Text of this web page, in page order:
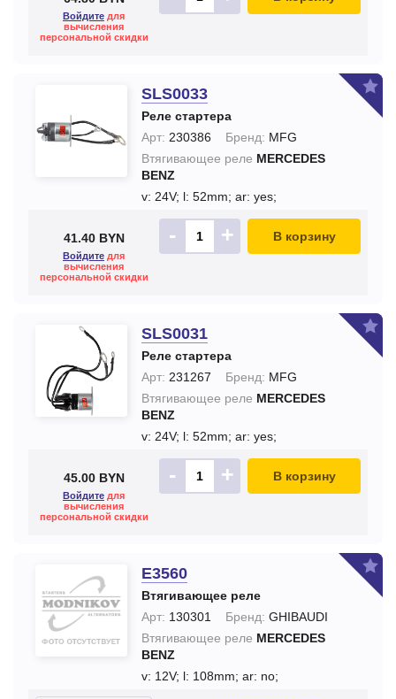
Войдите для
вычисления
персональной скидки
SLS0033
Реле стартера
Арт: 230386 Бренд: MFG
Втягивающее реле MERCEDES
BENZ
v: 24V; l: 52mm; ar: yes;
41.40 BYN
Войдите для
вычисления
персональной скидки
- + В корзину
SLS0031
Реле стартера
Арт: 231267 Бренд: MFG
Втягивающее реле MERCEDES
BENZ
v: 24V; l: 52mm; ar: yes;
45.00 BYN
Войдите для
вычисления
персональной скидки
- + В корзину
E3560
Втягивающее реле
Арт: 130301 Бренд: GHIBAUDI
Втягивающее реле MERCEDES
BENZ
v: 12V; l: 108mm; ar: no;